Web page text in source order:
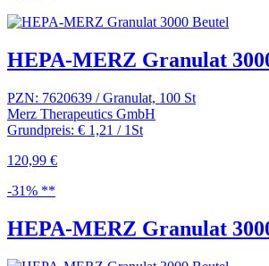
HEPA-MERZ Granulat
PZN: 7620639 / Granulat, 100 St
Merz Therapeutics GmbH
Grundpreis: € 1,21 / 1St
120,99 €
-31% **
HEPA-MERZ Granulat